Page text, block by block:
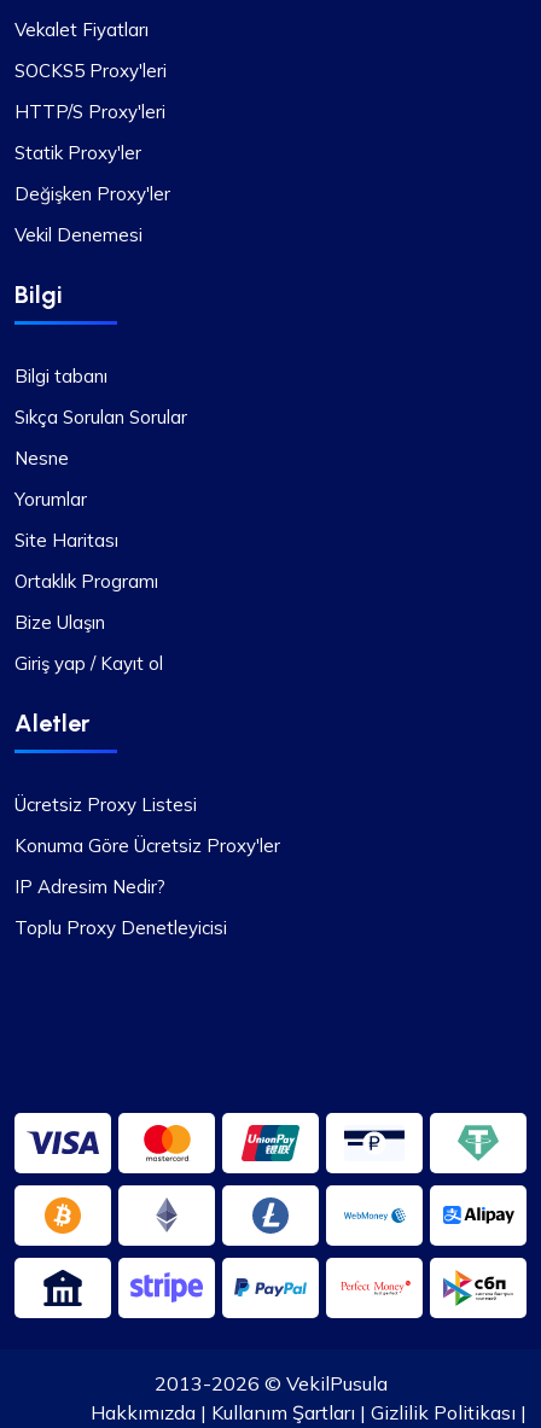
Olağanüstü hizmetleri rekabetçi fiyatlandırmayla
birleştiğinde onları diğerlerinden ayırıyor.
Proxy'ler stabildir ve destek ekibi anında yardım
sağlamak için her zaman hazırdır. Belirli alt ağları
veya ülkeleri seçme veya hariç tutma
konusundaki esneklik ve diğer özellikler özellikle
Vekalet Fiyatları
SOCKS5 Proxy'leri
HTTP/S Proxy'leri
Statik Proxy'ler
Değişken Proxy'ler
Vekil Denemesi
Bilgi
Bilgi tabanı
Sıkça Sorulan Sorular
Nesne
Yorumlar
Site Haritası
Ortaklık Programı
Bize Ulaşın
Giriş yap / Kayıt ol
Aletler
Ücretsiz Proxy Listesi
Konuma Göre Ücretsiz Proxy'ler
IP Adresim Nedir?
Toplu Proxy Denetleyicisi
2013-2026 © VekilPusula
Hakkımızda | Kullanım Şartları | Gizlilik Politikası |